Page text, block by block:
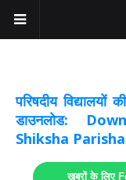
परिषदीय
डाउनलोड:
Shiksha
खबरों के लिए